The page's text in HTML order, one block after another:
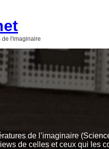
de l'imaginaire
de l’imaginaire
de celles et ceux qui les